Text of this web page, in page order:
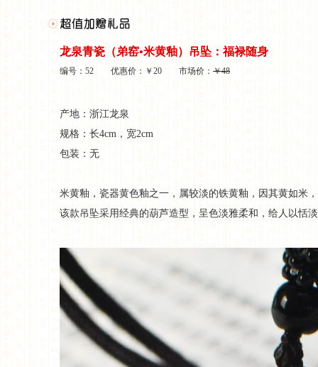
龙泉青瓷（弟窑•米黄釉）吊坠：福禄随身
编号：52 优惠价：￥20 市场价： ￥48
产地：浙江龙泉
规格：长4cm，宽2cm
包装：无
米黄釉，瓷器黄色釉之一，属较淡的铁黄釉，因其黄如米
该款吊坠采用经典的葫芦造型，呈色淡雅柔和，给人以恬